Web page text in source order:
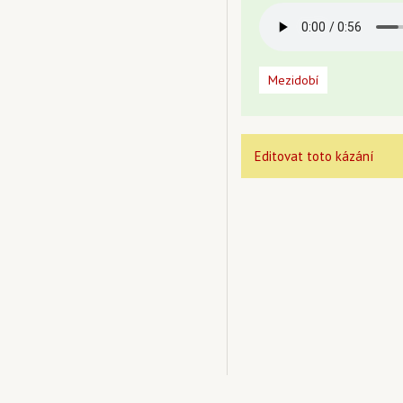
Mezidobí
Editovat toto kázání